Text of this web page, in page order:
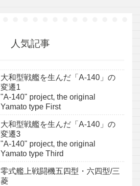
人気記事
大和型戦艦を生んだ「A-140」の
変遷1
"A-140" project, the original
Yamato type First
大和型戦艦を生んだ「A-140」の
変遷3
"A-140" project, the original
Yamato type Third
零式艦上戦闘機五四型・六四型/三
菱